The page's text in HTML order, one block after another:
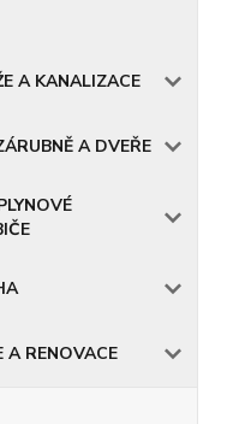
A KANALIZACE
A DVEŘE
A RENOVACE